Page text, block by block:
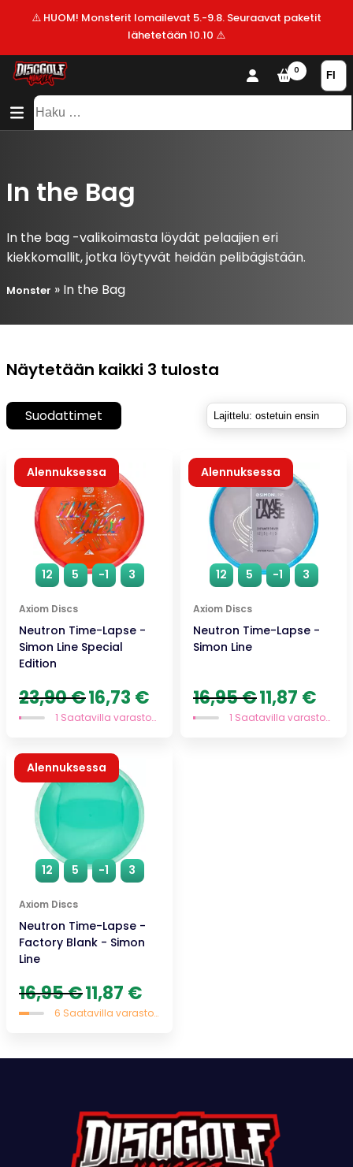
⚠️ HUOM! Monsterit lomailevat 5.-9.8. Seuraavat paketit
lähetetään 10.10 ⚠️
VALMISTAJAT
ALE!
SISÄLTÖ
SITEMAP
Haku:
0
In the Bag
In the bag -valikoimasta löydät pelaajien eri
kiekkomallit, jotka löytyvät heidän pelibägistään.
Monster » In the Bag
Näytetään kaikki 3 tulosta
Suodattimet
12 5 -1 3
Axiom Discs
Neutron Time-Lapse -
Simon Line Special
Edition
Alennuksessa
23,90€ Alkuperäinen
hinta
oli:
16,73 € Nykyinen
on:
1 Saatavilla varastossa
12 5 -1 3
Axiom Discs
Neutron Time-Lapse -
Simon Line
Alennuksessa
16,95€ Alkuperäinen
hinta
oli:
11,87 €
on:
1 Saatavilla varastossa
12 5 -1 3
Axiom Discs
Neutron Time-Lapse -
Factory Blank - Simon
Line
Alennuksessa
16,95€ Alkuperäinen
hinta
oli:
11,87 €
on:
6 Saatavilla varastossa